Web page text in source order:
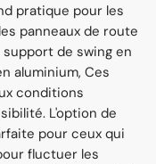
pratique pour les
panneaux de route
de swing en
aluminium, Ces
conditions
L'option de
pour ceux qui
fluctuer les